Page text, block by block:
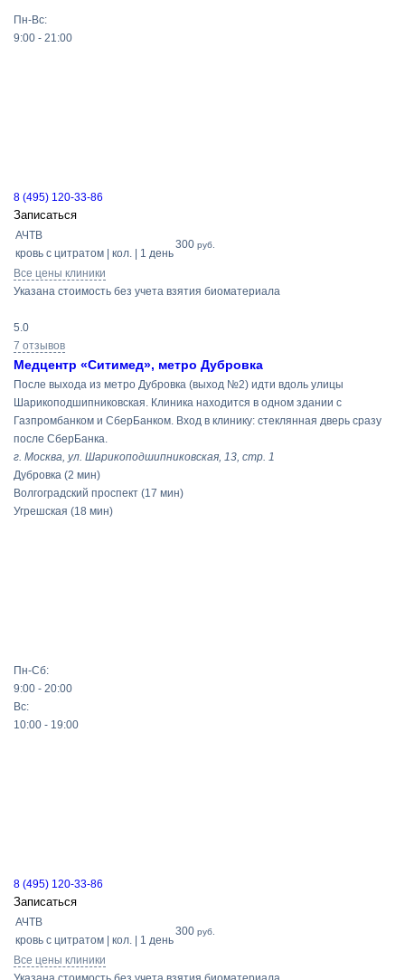
Пн-Вс:
9:00 - 21:00
8 (495) 120-33-86
Записаться
АЧТВ
кровь с цитратом | кол. | 1 день
300 руб.
Все цены клиники
Указана стоимость без учета взятия биоматериала
5.0
7 отзывов
Медцентр «Ситимед», метро Дубровка
После выхода из метро Дубровка (выход №2) идти вдоль улицы
Шарикоподшипниковская. Клиника находится в одном здании с
Газпромбанком и СберБанком. Вход в клинику: стеклянная дверь сразу
после СберБанка.
г. Москва, ул. Шарикоподшипниковская, 13, стр. 1
Дубровка (2 мин)
Волгоградский проспект (17 мин)
Угрешская (18 мин)
Пн-Сб:
9:00 - 20:00
Вс:
10:00 - 19:00
8 (495) 120-33-86
Записаться
АЧТВ
кровь с цитратом | кол. | 1 день
300 руб.
Все цены клиники